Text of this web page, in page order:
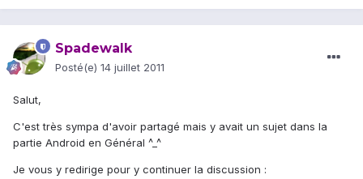
Spadewalk
Posté(e) 14 juillet 2011
Salut,
C'est très sympa d'avoir partagé mais y avait un sujet dans la
partie Android en Général ^_^
Je vous y redirige pour y continuer la discussion :